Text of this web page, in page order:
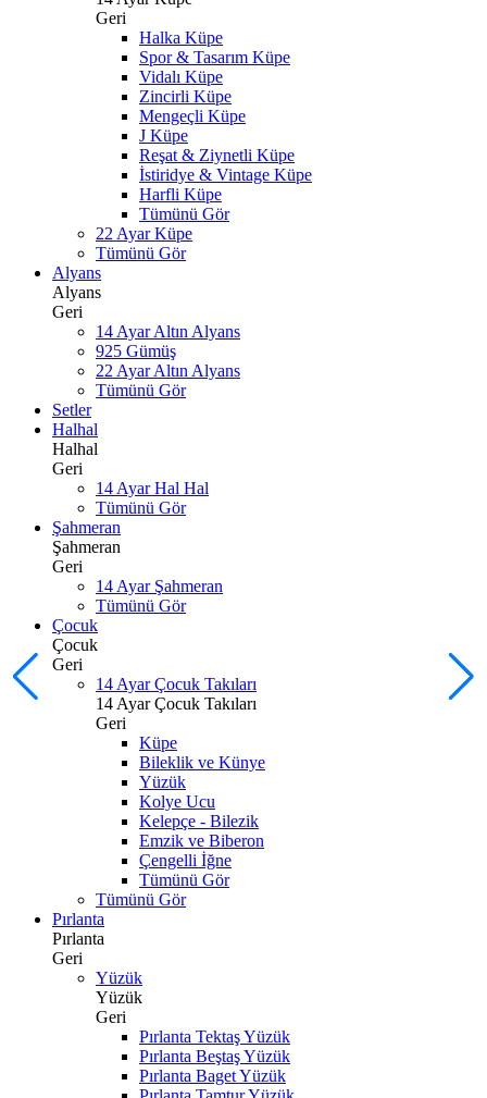
Geri
Halka Küpe
Spor & Tasarım Küpe
Vidalı Küpe
Zincirli Küpe
Mengeçli Küpe
J Küpe
Reşat & Ziynetli Küpe
İstiridye & Vintage Küpe
Harfli Küpe
Tümünü Gör
22 Ayar Küpe
Tümünü Gör
Alyans
Alyans
Geri
14 Ayar Altın Alyans
925 Gümüş
22 Ayar Altın Alyans
Tümünü Gör
Setler
Halhal
Halhal
Geri
14 Ayar Hal Hal
Tümünü Gör
Şahmeran
Şahmeran
Geri
14 Ayar Şahmeran
Tümünü Gör
Çocuk
Çocuk
Geri
14 Ayar Çocuk Takıları
14 Ayar Çocuk Takıları
Geri
Küpe
Bileklik ve Künye
Yüzük
Kolye Ucu
Kelepçe - Bilezik
Emzik ve Biberon
Çengelli İğne
Tümünü Gör
Tümünü Gör
Pırlanta
Pırlanta
Geri
Yüzük
Yüzük
Geri
Pırlanta Tektaş Yüzük
Pırlanta Beştaş Yüzük
Pırlanta Baget Yüzük